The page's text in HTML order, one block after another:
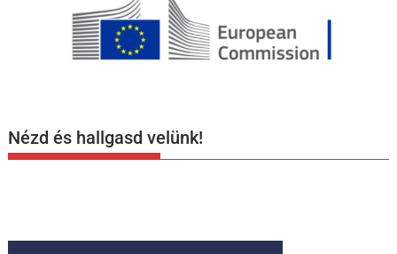
Nézd és hallgasd velünk!